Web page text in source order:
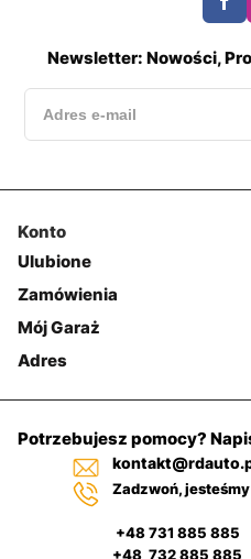
Newsletter: Nowości,
Konto
Ulubione
Zamówienia
Mój Garaż
Adres
Potrzebujesz pomocy?
Zadzwoń,
+48 731 885 885
+48 732 885 885